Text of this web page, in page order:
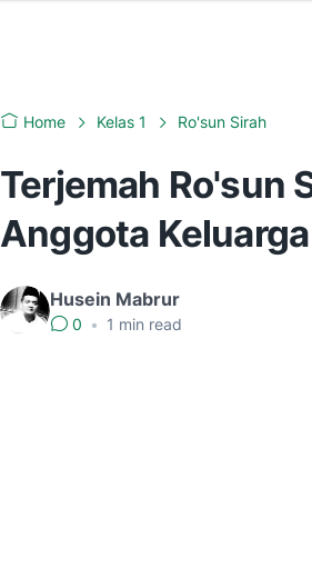
Home Kelas 1 Ro'sun Sirah
Terjemah Ro'sun
Anggota
Husein Mabrur
0 • 1 min read